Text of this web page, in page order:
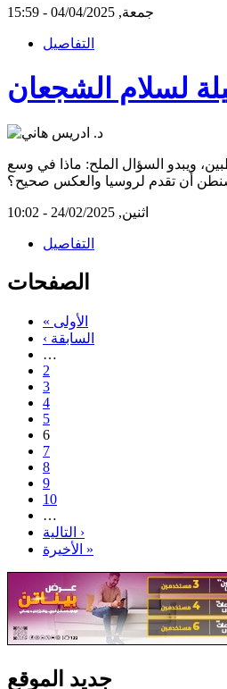
جمعة, 04/04/2025 - 15:59
التفاصيل
لسلام الشجعان
ويبدو السؤال الملح: ماذا في وسع
أن تقدم لروسيا والعكس صحيح؟
اثنين, 24/02/2025 - 10:02
التفاصيل
الصفحات
« الأولى
‹ السابقة
…
2
3
4
5
6
7
8
9
10
…
التالية ›
الأخيرة »
جديد الموقع